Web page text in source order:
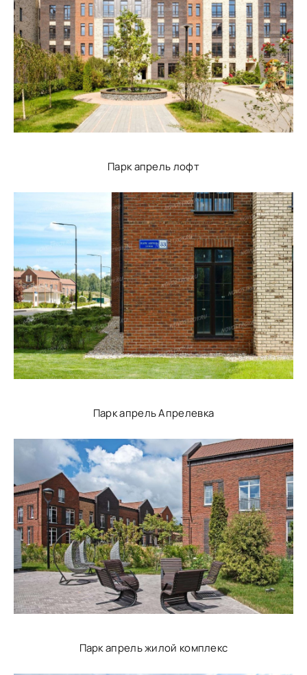
Парк апрель лофт
Парк апрель Апрелевка
Парк апрель жилой комплекс